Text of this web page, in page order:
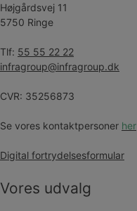
Højgårdsvej 11
5750 Ringe
Tlf: 55 55 22 22
infragroup@infragroup.dk
CVR: 35256873
Se vores kontaktpersoner her
Digital fortrydelsesformular
Vores udvalg